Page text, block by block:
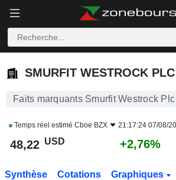
SMURFIT WESTROCK PLC
SMURFIT WESTROCK PLC
Faits marquants Smurfit Westrock Plc
Temps réel estimé Cboe BZX 21:17:24 07/08/
48,22 USD +2,76%
Synthèse Cotations Graphiques